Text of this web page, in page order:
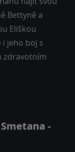
Bettyně a
Eliškou
jeho boj s
zdravotním
-